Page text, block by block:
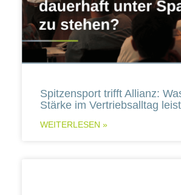
Spitzensport trifft Allianz:
Stärke im Vertriebsalltag
WEITERLESEN »